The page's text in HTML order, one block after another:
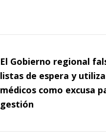
El Gobierno regional
listas de espera y
médicos como excusa
gestión